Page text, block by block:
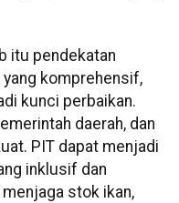
itu pendekatan
komprehensif,
kunci perbaikan.
daerah, dan
PIT dapat menjadi
inklusif dan
stok ikan,